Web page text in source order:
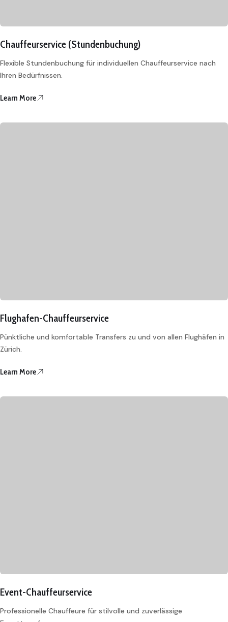
Chauffeurservice (Stundenbuchung)
Flexible Stundenbuchung für individuellen Chauffeurservice nach
Ihren Bedürfnissen.
Learn More
Flughafen-Chauffeurservice
Pünktliche und komfortable Transfers zu und von allen Flughäfen in
Zürich.
Learn More
Event-Chauffeurservice
Professionelle Chauffeure für stilvolle und zuverlässige